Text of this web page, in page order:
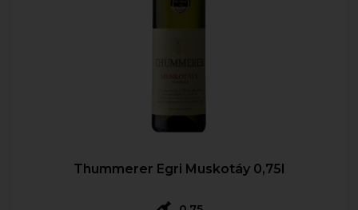
Thummerer Egri Muskotáy 0,75l